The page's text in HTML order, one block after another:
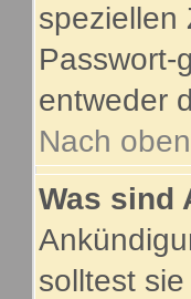
speziellen
Passwort-
entweder
Nach oben
Was sind
solltest